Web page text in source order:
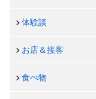
体験談
お店＆接客
食べ物